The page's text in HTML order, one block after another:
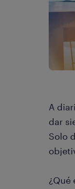
A
dar
Solo
¿Qué